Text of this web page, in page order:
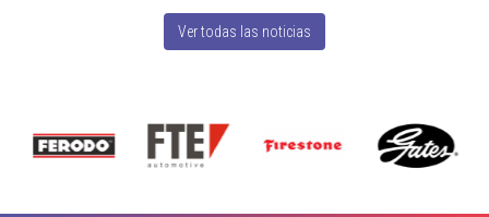
Ver todas las noticias